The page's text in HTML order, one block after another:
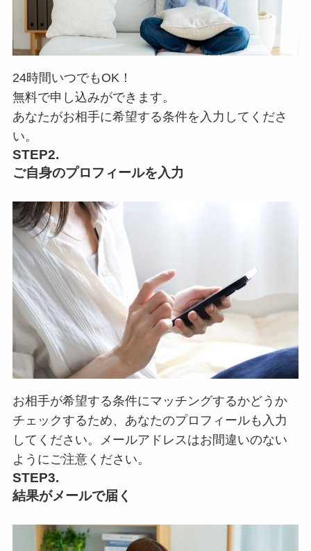
24時間いつでもOK！
無料で申し込みができます。
あなたがお相手に希望する条件を入力してくださ
い。
STEP2.
ご自身のプロフィールを入力
お相手が希望する条件にマッチングするかどうか
チェックするため、あなたのプロフィールも入力
してください。メールアドレスはお間違いのない
ようにご注意ください。
STEP3.
結果がメールで届く